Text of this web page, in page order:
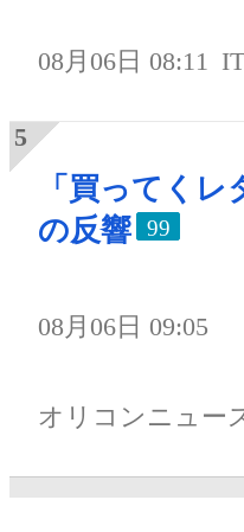
08月06日 08:11
「買ってく
の反響
99
08月06日 09:05
オリコンニュー